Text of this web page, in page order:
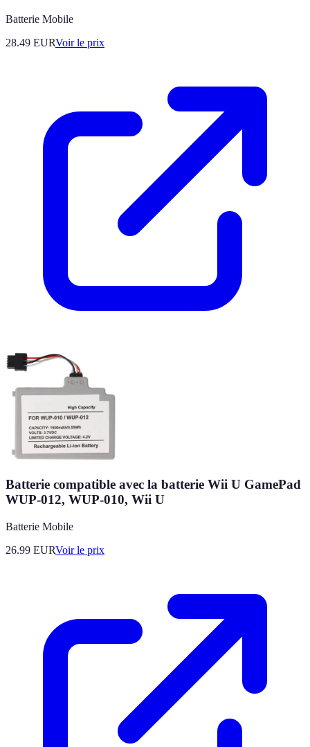
Batterie Mobile
28.49 EURVoir le prix
Batterie compatible avec la batterie Wii U GamePad
WUP-012, WUP-010, Wii U
Batterie Mobile
26.99 EURVoir le prix